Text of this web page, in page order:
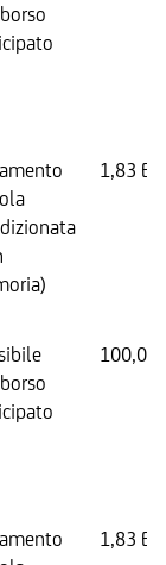
1,83
100,00
1,83